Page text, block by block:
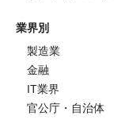
業界別
製造業
金融
IT業界
官公庁・自治体